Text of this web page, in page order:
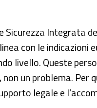
Sicurezza Integrata
con le
livello. Queste
un problema.
legale e